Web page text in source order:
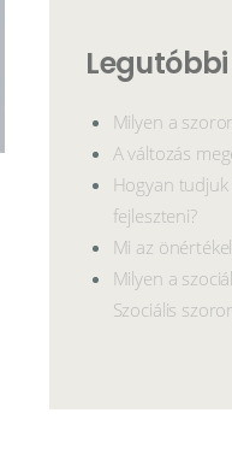
Milyen a
A változás
Hogyan
fejleszteni?
Mi az
Milyen a
Szociális